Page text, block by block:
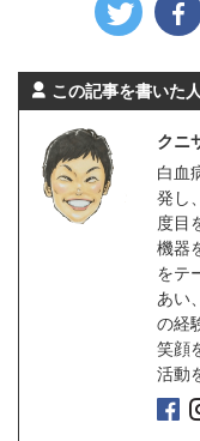
この記事を書いた人
クニ
白血
発し
度目
機器
をテ
あい
の経
笑顔
活動